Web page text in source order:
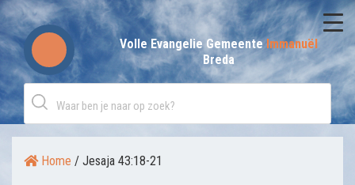
Skip
to
content
Volle Evangelie GemeenteImmanuël
Breda
Home / Jesaja 43:18-21